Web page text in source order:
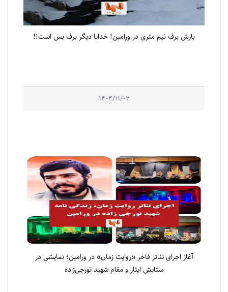
بارش برف نیم متری در ورامین! خدایا دیگر برف بس است!!
1404/11/02
آغاز اجرای تئاتر فاخر «روایت زمان» در ورامین؛ نمایشی در
ستایش ایثار و مقام شهید تورجی‌زاده